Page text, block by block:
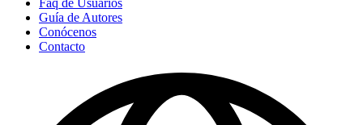
Guía de Autores
Conócenos
Contacto